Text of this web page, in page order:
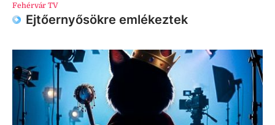
Fehérvár TV
Ejtőernyősökre emlékeztek